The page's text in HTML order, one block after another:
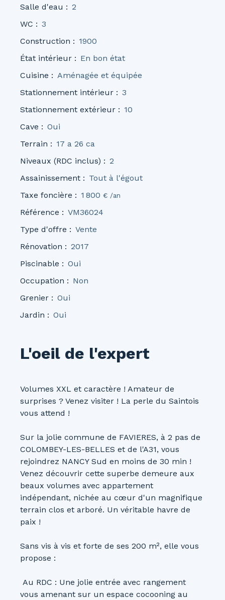
Salle d'eau : 2
WC : 3
Construction : 1900
État intérieur : En bon état
Cuisine : Aménagée et équipée
Stationnement intérieur : 3
Stationnement extérieur : 10
Cave : Oui
Terrain : 17 a 26 ca
Niveaux (RDC inclus) : 2
Assainissement : Tout à l'égout
Taxe foncière : 1 800 € /an
Référence : VM36024
Type d'offre : Vente
Rénovation : 2017
Piscinable : Oui
Occupation : Non
Grenier : Oui
Jardin : Oui
L'oeil de l'expert
Volumes XXL et caractère ! Amateur de
surprises ? Venez visiter ! La perle du Saintois
vous attend !
Sur la jolie commune de FAVIERES, à 2 pas de
COLOMBEY-LES-BELLES et de l'A31, vous
rejoindrez NANCY Sud en moins de 30 min !
Venez découvrir cette superbe demeure aux
beaux volumes avec appartement
indépendant, nichée au cœur d'un magnifique
terrain clos et arboré. Un véritable havre de
paix !
Sans vis à vis et forte de ses 200 m², elle vous
propose :
Au RDC : Une jolie entrée avec rangement
vous amenant sur un espace cocooning au